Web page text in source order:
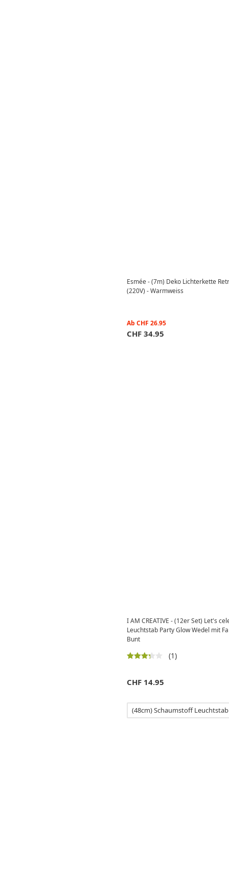
Esmée - (7m) Deko Lichterkette
(220V) - Warmweiss
Ab CHF 26.95
CHF 34.95
I AM CREATIVE - (12er Set) Let's
Leuchtstab Party Glow Wedel mit
Bunt
(1)
CHF 14.95
(48cm) Schaumstoff Leuchtstab